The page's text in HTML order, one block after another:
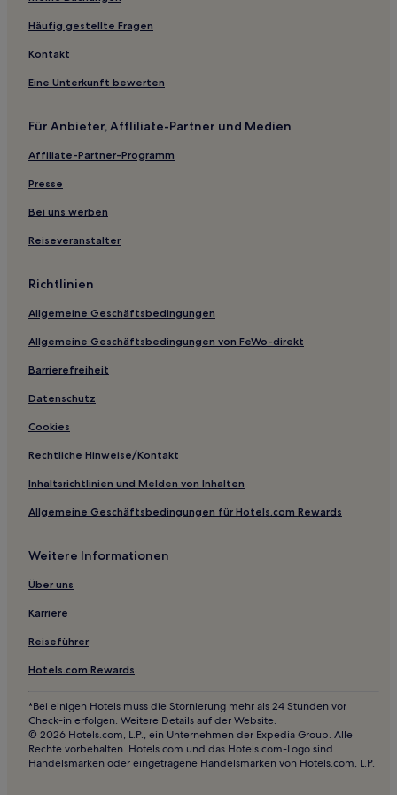
Eryaman Mahallesi: Hotels
Ankara Hotels
Balgat Mahallesi: Hotels
Hotels nahe Bahnhof Şehitler
Hotels nahe Göksu Park
Hotels nahe ASTI Station
Beştepe Mahallesi: Hotels
Hotels nahe Bahnhof Cebeci
Hotels nahe Anıtkabir
Hotels nahe Cemre Parkı
Hotels nahe Başkent-Universität
Koru Mahallesi: Hotels
Hotels nahe Wanderfestival
Hotels nahe Bahnhof Dutluk
Hotels nahe Mustafa Ayaz Müzesi
Etimesgut: Hotels
Hotels nahe Kolej Station
Hotels nahe Bahnhof Yildirim
Hotels nahe Gazi Bahnhof
Hotels nahe Hava Bahnhof
Hotels nahe Yenimahalle Station
Hotels nahe MTG Paintball
Häufig gestellte Fragen
Kontakt
Eine Unterkunft bewerten
Für Anbieter, Affliliate-Partner und Medien
Affiliate-Partner-Programm
Presse
Bei uns werben
Reiseveranstalter
Richtlinien
Allgemeine Geschäftsbedingungen
Allgemeine Geschäftsbedingungen von FeWo-direkt
Barrierefreiheit
Datenschutz
Cookies
Rechtliche Hinweise/Kontakt
Inhaltsrichtlinien und Melden von Inhalten
Allgemeine Geschäftsbedingungen für Hotels.com Rewards
Weitere Informationen
Über uns
Karriere
Reiseführer
Hotels.com Rewards
*Bei einigen Hotels muss die Stornierung mehr als 24 Stunden vor
Check-in erfolgen. Weitere Details auf der Website.
© 2026 Hotels.com, L.P., ein Unternehmen der Expedia Group. Alle
Rechte vorbehalten. Hotels.com und das Hotels.com-Logo sind
Handelsmarken oder eingetragene Handelsmarken von Hotels.com, L.P.